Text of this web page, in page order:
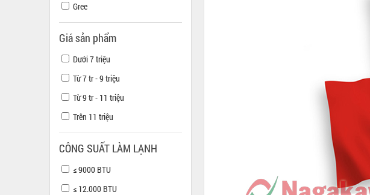
Gree
Giá sản phẩm
Dưới 7 triệu
Từ 7 tr - 9 triệu
Từ 9 tr - 11 triệu
Trên 11 triệu
CÔNG SUẤT LÀM LẠNH
≤ 9000 BTU
≤ 12.000 BTU